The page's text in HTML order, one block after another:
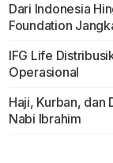
Dari Indonesia
Foundation
IFG Life
Operasional
Haji, Kurban, dan
Nabi Ibrahim